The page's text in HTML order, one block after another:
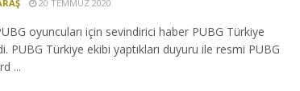
20 TEMMUZ 2020
oyuncuları için sevindirici haber PUBG Türkiye
PUBG Türkiye ekibi yaptıkları duyuru ile resmi PUBG
...